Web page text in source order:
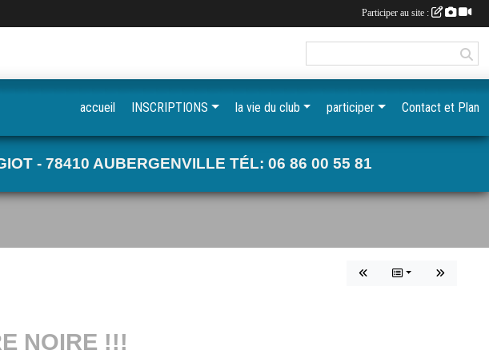
- 78410 AUBERGENVILLE TÉL: 06 86 00 55 81
NOIRE !!!
accueil INSCRIPTIONS la vie du club participer Contact et Plan
Participer au site :